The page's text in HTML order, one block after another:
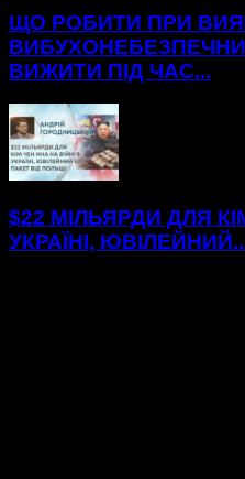
ЩО РОБИТИ ПРИ
ВИЖИТИ ПІД ЧАС...
$22 МІЛЬЯРДИ ДЛЯ
УКРАЇНІ,